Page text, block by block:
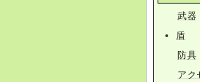
武器
盾
防具
アク